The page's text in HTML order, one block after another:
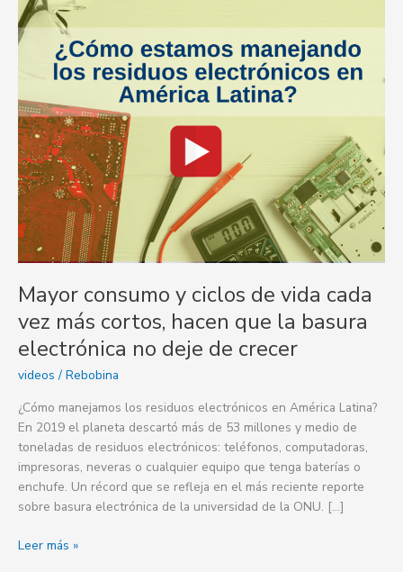
Mayor consumo y ciclos de vida cada
vez más cortos, hacen que la basura
electrónica no deje de crecer
videos / Rebobina
¿Cómo manejamos los residuos electrónicos en América Latina?
En 2019 el planeta descartó más de 53 millones y medio de
toneladas de residuos electrónicos: teléfonos, computadoras,
impresoras, neveras o cualquier equipo que tenga baterías o
enchufe. Un récord que se refleja en el más reciente reporte
sobre basura electrónica de la universidad de la ONU. […]
cada
vez
cortos,
hacen
que
la
basura
electrónica
no
deje
de
crecer
Leer más »